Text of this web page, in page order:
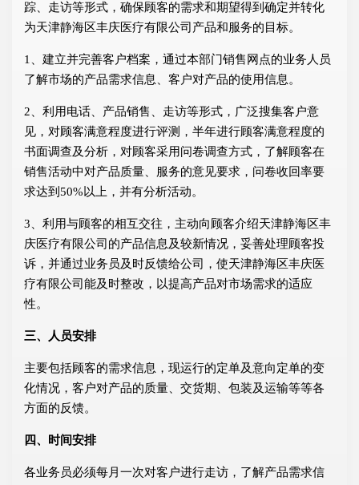
踪、走访等形式，确保顾客的需求和期望得到确定并转化
为天津静海区丰庆医疗有限公司产品和服务的目标。
1、建立并完善客户档案，通过本部门销售网点的业务人员
了解市场的产品需求信息、客户对产品的使用信息。
2、利用电话、产品销售、走访等形式，广泛搜集客户意
见，对顾客满意程度进行评测，半年进行顾客满意程度的
书面调查及分析，对顾客采用问卷调查方式，了解顾客在
销售活动中对产品质量、服务的意见要求，问卷收回率要
求达到50%以上，并有分析活动。
3、利用与顾客的相互交往，主动向顾客介绍天津静海区丰
庆医疗有限公司的产品信息及较新情况，妥善处理顾客投
诉，并通过业务员及时反馈给公司，使天津静海区丰庆医
疗有限公司能及时整改，以提高产品对市场需求的适应
性。
三、人员安排
主要包括顾客的需求信息，现运行的定单及意向定单的变
化情况，客户对产品的质量、交货期、包装及运输等等各
方面的反馈。
四、时间安排
各业务员必须每月一次对客户进行走访，了解产品需求信